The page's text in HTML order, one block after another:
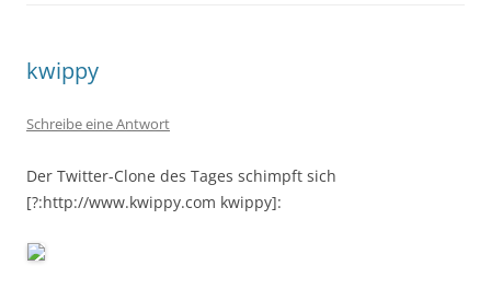
kwippy
Schreibe eine Antwort
Der Twitter-Clone des Tages schimpft sich
[?:http://www.kwippy.com kwippy]: